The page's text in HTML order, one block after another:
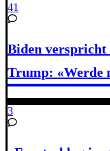
41
Biden
Trump: «Werde
3